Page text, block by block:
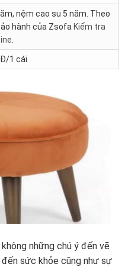
nệm cao su 5 năm. Theo
hành của Zsofa Kiểm tra
1 cái
những chú ý đến vẽ
sức khỏe cũng như sự